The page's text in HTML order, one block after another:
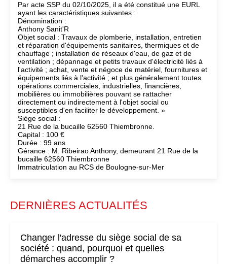
Par acte SSP du 02/10/2025, il a été constitué une EURL
ayant les caractéristiques suivantes :
Dénomination :
Anthony Sanit'R
Objet social : Travaux de plomberie, installation, entretien
et réparation d'équipements sanitaires, thermiques et de
chauffage ; installation de réseaux d'eau, de gaz et de
ventilation ; dépannage et petits travaux d'électricité liés à
l'activité ; achat, vente et négoce de matériel, fournitures et
équipements liés à l'activité ; et plus généralement toutes
opérations commerciales, industrielles, financières,
mobilières ou immobilières pouvant se rattacher
directement ou indirectement à l'objet social ou
susceptibles d'en faciliter le développement. »
Siège social :
21 Rue de la bucaille 62560 Thiembronne.
Capital : 100 €
Durée : 99 ans
Gérance : M. Ribeirao Anthony, demeurant 21 Rue de la
bucaille 62560 Thiembronne
Immatriculation au RCS de Boulogne-sur-Mer
DERNIÈRES ACTUALITÉS
Changer l'adresse du siège social de sa
société : quand, pourquoi et quelles
démarches accomplir ?